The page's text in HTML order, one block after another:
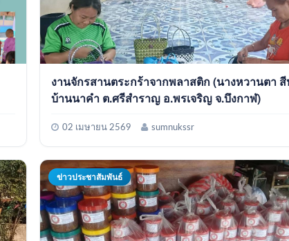
งานจักรสานตระกร้าจากพลาสติก (นางหวานตา
บ้านนาคำ ต.ศรีสำราญ อ.พรเจริญ จ.บึงกาฬ)
02 เมษายน 2569 sumnukssr
ข่าวประชาสัมพันธ์